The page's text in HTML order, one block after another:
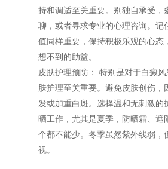
持和调适至关重要。别独自承受，
聊，或者寻求专业的心理咨询。记
值同样重要，保持积极乐观的心态
想不到的助益。
皮肤护理预防： 特别是对于白癜
肤护理至关重要。避免皮肤创伤，
发或加重白斑。选择温和无刺激的
晒工作，尤其是夏季，防晒霜、遮
个都不能少。冬季虽然紫外线弱，
视。